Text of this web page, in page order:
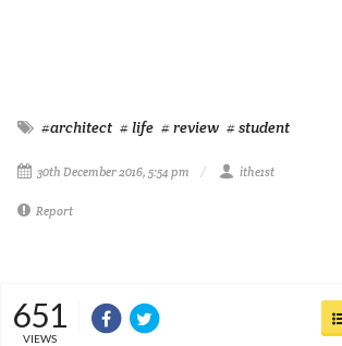
#architect # life # review # student
30th December 2016, 5:54 pm ithe1st
Report
651
VIEWS